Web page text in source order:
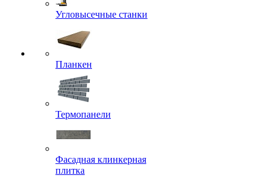
Угловысечные станки
Планкен
Термопанели
Фасадная клинкерная
плитка